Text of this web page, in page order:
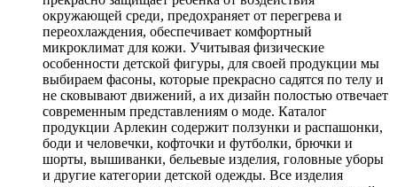
окружающей среди, предохраняет от перегрева и
переохлаждения, обеспечивает комфортный
микроклимат для кожи. Учитывая физические
особенности детской фигуры, для своей продукции мы
выбираем фасоны, которые прекрасно садятся по телу и
не сковывают движений, а их дизайн полостью отвечает
современным представлениям о моде. Каталог
продукции Арлекин содержит ползунки и распашонки,
боди и человечки, кофточки и футболки, брючки и
шорты, вышиванки, бельевые изделия, головные уборы
и другие категории детской одежды. Все изделия